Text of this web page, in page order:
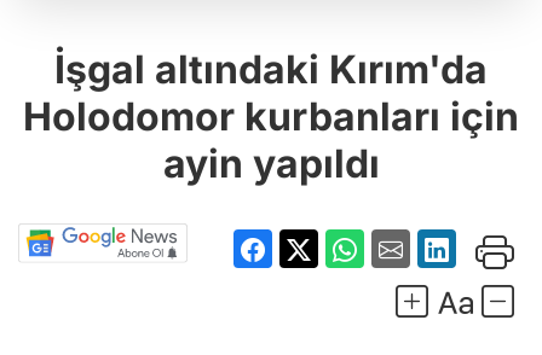
İşgal altındaki Kırım'da
Holodomor kurbanları için
ayin yapıldı